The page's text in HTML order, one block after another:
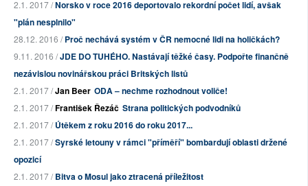
2.1. 2017 /Norsko v roce 2016 deportovalo rekordní počet lidí, avšak
"plán nesplnilo"
28.12. 2016 /Proč nechává systém v ČR nemocné lidi na holičkách?
9.11. 2016 /JDE DO TUHÉHO. Nastávají těžké časy. Podpořte finančně
nezávislou novinářskou práci Britských listů
2.1. 2017 /Jan Beer ODA – nechme rozhodnout voliče!
2.1. 2017 /František Řezáč Strana politických podvodníků
2.1. 2017 /Útěkem z roku 2016 do roku 2017...
2.1. 2017 /Syrské letouny v rámci "příměří" bombardují oblasti držené
opozicí
2.1. 2017 /Bitva o Mosul jako ztracená příležitost